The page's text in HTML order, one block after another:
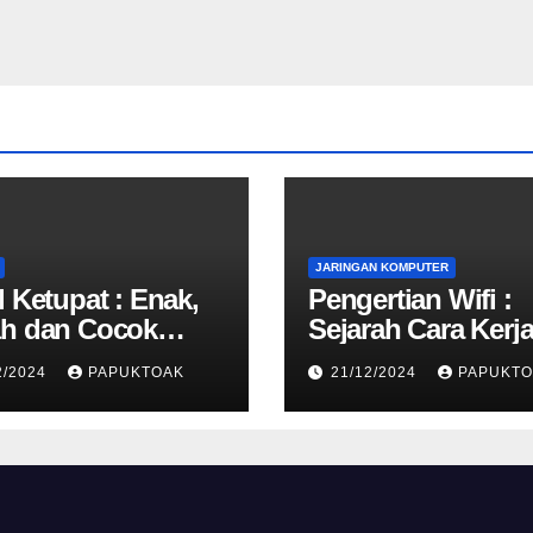
Ketupat : Enak,
dan Cocok
Sarapan Pagi
2024 PAPUKTOAK
JARINGAN KOMPUTER
Pengertian Wifi :
Sejarah Cara
Fungsinya
21/12/2024